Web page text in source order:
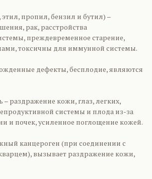
пропил, бензил и бутил) –
рак, расстройства
преждевременное старение,
токсичны для иммунной системы.
дефекты, бесплодие, являются
раздражение кожи, глаз, легких,
системы и плода из-за
и почек, усиленное поглощение кожей.
канцероген (при соединении с
вызывает раздражение кожи,